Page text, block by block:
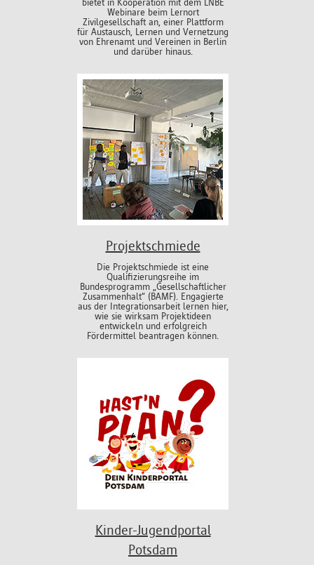
bietet in Kooperation mit dem LNBE
Webinare beim Lernort
Zivilgesellschaft an, einer Plattform
für Austausch, Lernen und Vernetzung
von Ehrenamt und Vereinen in Berlin
und darüber hinaus.
Projektschmiede
Die Projektschmiede ist eine
Qualifizierungsreihe im
Bundesprogramm „Gesellschaftlicher
Zusammenhalt“ (BAMF). Engagierte
aus der Integrationsarbeit lernen hier,
wie sie wirksam Projektideen
entwickeln und erfolgreich
Fördermittel beantragen können.
Kinder-Jugendportal
Potsdam